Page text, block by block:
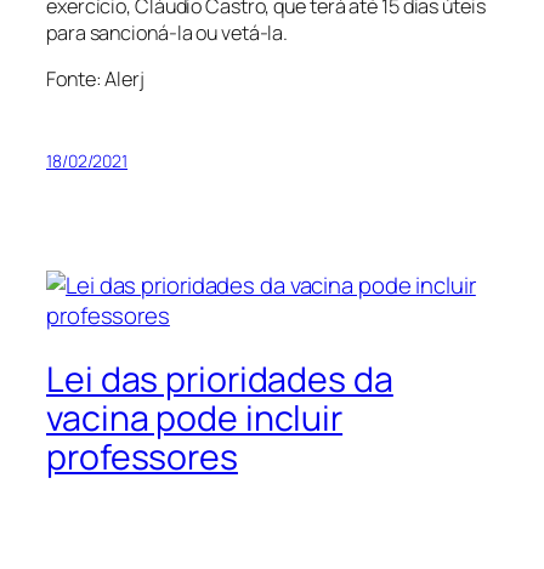
exercício, Cláudio Castro, que terá até 15 dias úteis
para sancioná-la ou vetá-la.
Fonte: Alerj
18/02/2021
Lei das prioridades da
vacina pode incluir
professores